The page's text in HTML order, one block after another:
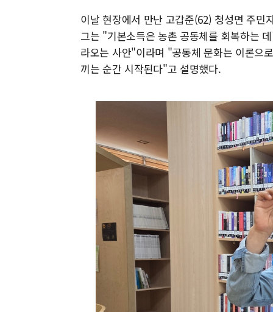
이날 현장에서 만난 고갑준(62) 청성면 주
그는 "기본소득은 농촌 공동체를 회복하는
라오는 사안"이라며 "공동체 문화는 이론으
끼는 순간 시작된다"고 설명했다.